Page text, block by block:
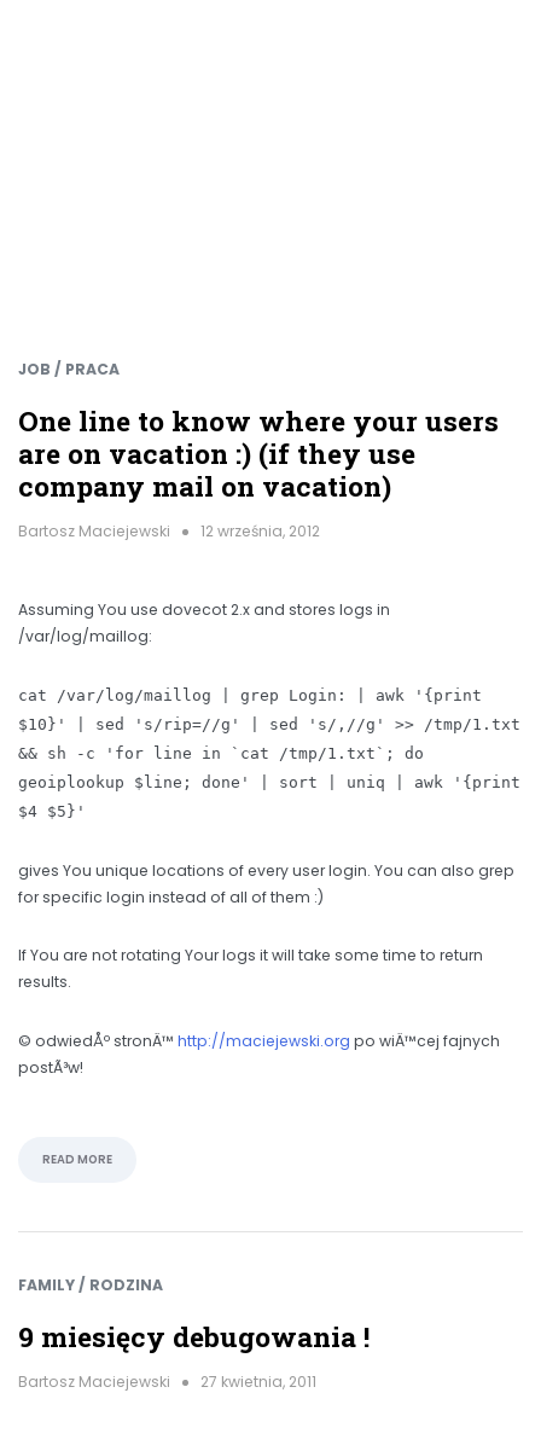
JOB / PRACA
One line to know where your users
are on vacation :) (if they use
company mail on vacation)
Bartosz Maciejewski 12 września, 2012
Assuming You use dovecot 2.x and stores logs in
/var/log/maillog:
cat /var/log/maillog | grep Login: | awk '{print
$10}' | sed 's/rip=//g' | sed 's/,//g' >> /tmp/1.txt
&& sh -c 'for line in `cat /tmp/1.txt`; do
geoiplookup $line; done' | sort | uniq | awk '{print
$4 $5}'
gives You unique locations of every user login. You can also grep
for specific login instead of all of them :)
If You are not rotating Your logs it will take some time to return
results.
© odwiedÅº stronÄ™ http://maciejewski.org po wiÄ™cej fajnych
postÃ³w!
READ MORE
FAMILY / RODZINA
9 miesięcy debugowania !
Bartosz Maciejewski 27 kwietnia, 2011